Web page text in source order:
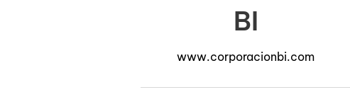
BI
www.corporacionbi.com